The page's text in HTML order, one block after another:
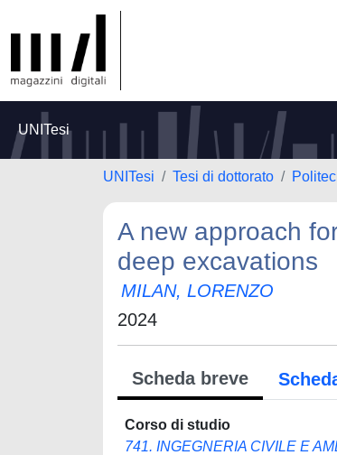
UNITesi
UNITesi Tesi di dottorato
A new approach
deep excavations
MILAN, LORENZO
2024
Scheda breve
Corso di studio
741. INGEGNERIA CIVILE E